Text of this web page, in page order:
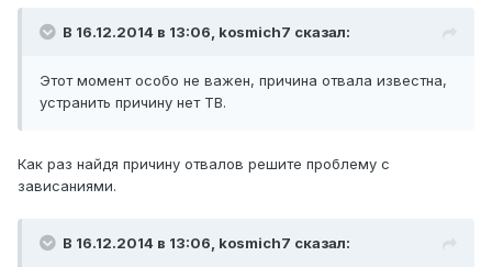
В 16.12.2014 в 13:06, kosmich7 сказал:
Этот момент особо не важен, причина отвала известна,
устранить причину нет ТВ.
Как раз найдя причину отвалов решите проблему с
зависаниями.
В 16.12.2014 в 13:06, kosmich7 сказал: